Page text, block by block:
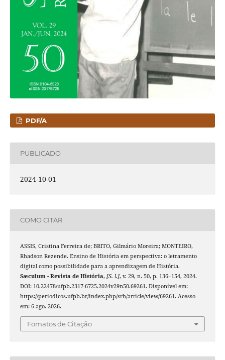
PDF/A
PUBLICADO
2024-10-01
COMO CITAR
ASSIS, Cristina Ferreira de; BRITO, Gilmário Moreira; MONTEIRO,
Rhadson Rezende. Ensino de História em perspectiva: o letramento
digital como possibilidade para a aprendizagem de História.
Sæculum - Revista de História, [S. l.], v. 29, n. 50, p. 136–154, 2024.
DOI: 10.22478/ufpb.2317-6725.2024v29n50.69261. Disponível em:
https://periodicos.ufpb.br/index.php/srh/article/view/69261. Acesso
em: 6 ago. 2026.
Fomatos de Citação